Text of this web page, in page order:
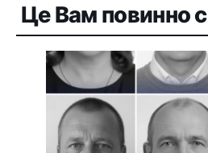
Це Вам повинно